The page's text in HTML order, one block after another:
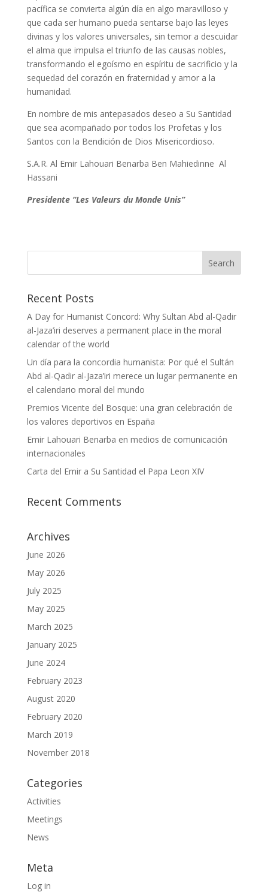
pacífica se convierta algún día en algo maravilloso y
que cada ser humano pueda sentarse bajo las leyes
divinas y los valores universales, sin temor a descuidar
el alma que impulsa el triunfo de las causas nobles,
transformando el egoísmo en espíritu de sacrificio y la
sequedad del corazón en fraternidad y amor a la
humanidad.
En nombre de mis antepasados deseo a Su Santidad
que sea acompañado por todos los Profetas y los
Santos con la Bendición de Dios Misericordioso.
S.A.R. Al Emir Lahouari Benarba Ben Mahiedinne Al
Hassani
Presidente “Les Valeurs du Monde Unis”
Recent Posts
A Day for Humanist Concord: Why Sultan Abd al-Qadir
al-Jaza’iri deserves a permanent place in the moral
calendar of the world
Un día para la concordia humanista: Por qué el Sultán
Abd al-Qadir al-Jaza’iri merece un lugar permanente en
el calendario moral del mundo
Premios Vicente del Bosque: una gran celebración de
los valores deportivos en España
Emir Lahouari Benarba en medios de comunicación
internacionales
Carta del Emir a Su Santidad el Papa Leon XIV
Recent Comments
Archives
June 2026
May 2026
July 2025
May 2025
March 2025
January 2025
June 2024
February 2023
August 2020
February 2020
March 2019
November 2018
Categories
Activities
Meetings
News
Meta
Log in